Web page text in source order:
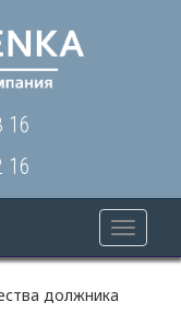
16
16
Toggle
должника